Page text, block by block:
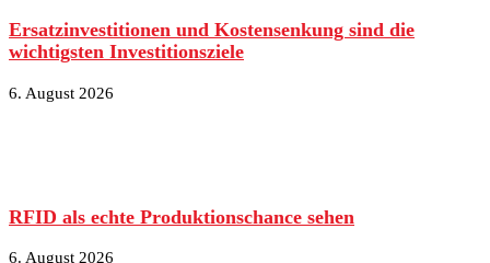
Ersatzinvestitionen und Kostensenkung sind die
wichtigsten Investitionsziele
6. August 2026
RFID als echte Produktionschance sehen
6. August 2026